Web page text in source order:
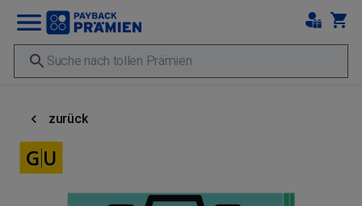
zurück